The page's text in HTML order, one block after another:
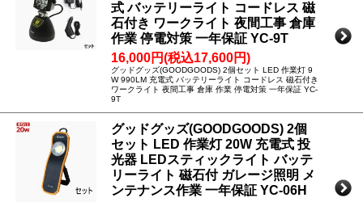
式 バッテリーライト コードレス 磁
石付き ワークライト 夜間工事 倉庫
作業 停電対策 一年保証 YC-9T
16,000円(税込17,600円)
グッドグッズ(GOODGOODS) 2個セット LED 作業灯 9
W 990LM 充電式 バッテリーライト コードレス 磁石付き
ワークライト 夜間工事 倉庫 作業 停電対策 一年保証 YC-
9T
グッドグッズ(GOODGOODS) 2個
セット LED 作業灯 20W 充電式 投
光器 LEDスティックライト バッテ
リーライト 磁石付 ガレージ照明 メ
ンテナンス作業 一年保証 YC-06H